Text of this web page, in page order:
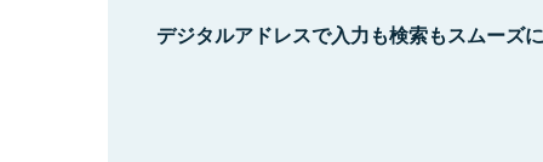
デジタルアドレスで入力も検索もスムーズ